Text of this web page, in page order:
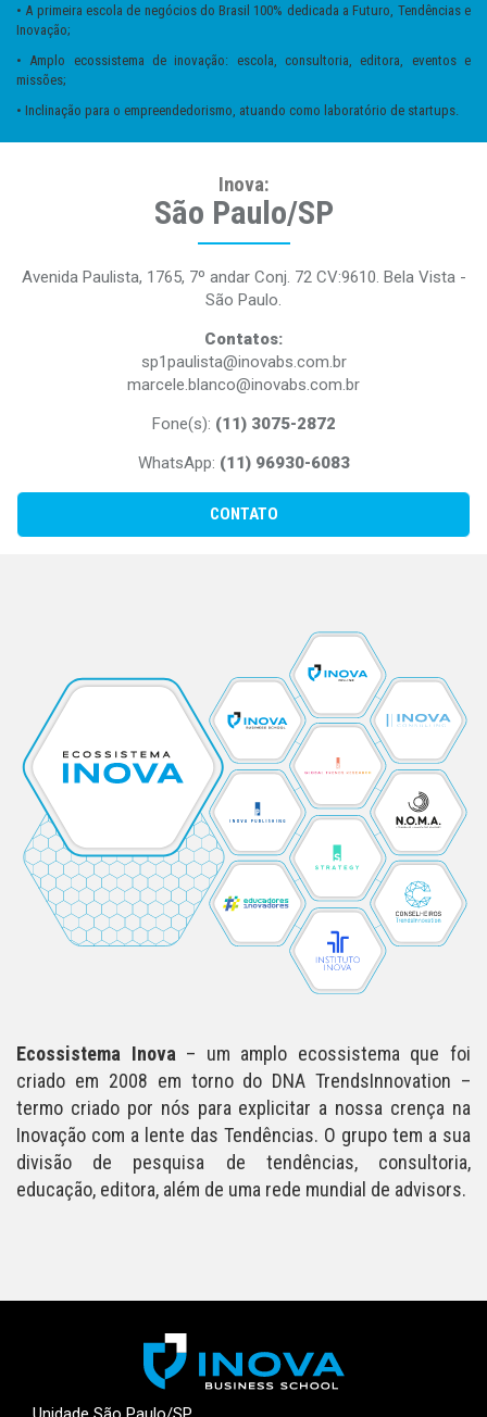
• A primeira escola de negócios do Brasil 100% dedicada a Futuro, Tendências e
Inovação;
• Amplo ecossistema de inovação: escola, consultoria, editora, eventos e
missões;
• Inclinação para o empreendedorismo, atuando como laboratório de startups.
Inova:
São Paulo/SP
Avenida Paulista, 1765, 7º andar Conj. 72 CV:9610. Bela Vista -
São Paulo.
Contatos:
sp1paulista@inovabs.com.br
marcele.blanco@inovabs.com.br
Fone(s): (11) 3075-2872
WhatsApp: (11) 96930-6083
CONTATO
Ecossistema Inova – um amplo ecossistema que foi
criado em 2008 em torno do DNA TrendsInnovation –
termo criado por nós para explicitar a nossa crença na
Inovação com a lente das Tendências. O grupo tem a sua
divisão de pesquisa de tendências, consultoria,
educação, editora, além de uma rede mundial de advisors.